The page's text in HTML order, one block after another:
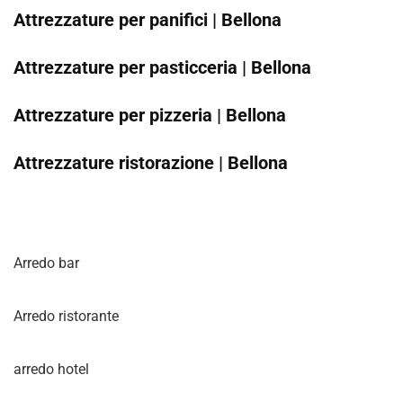
Attrezzature per panifici | Bellona
Attrezzature per pasticceria | Bellona
Attrezzature per pizzeria | Bellona
Attrezzature ristorazione | Bellona
Arredo bar
Arredo ristorante
arredo hotel